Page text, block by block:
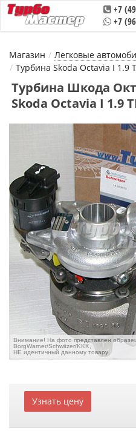
+7
+7
Магазин Легковые
Турбина Skoda Octavia I 1.9
Турбина Шкода
Skoda Octavia I 1.9
Внимание! На фото представлен
BorgWarner/Schwitzer/KKK,
НЕ идентичный данному товару
Узнать цену